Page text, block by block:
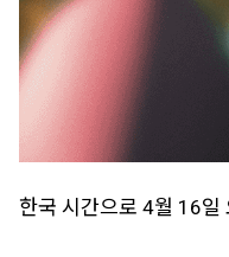
한국 시간으로 4월 16일